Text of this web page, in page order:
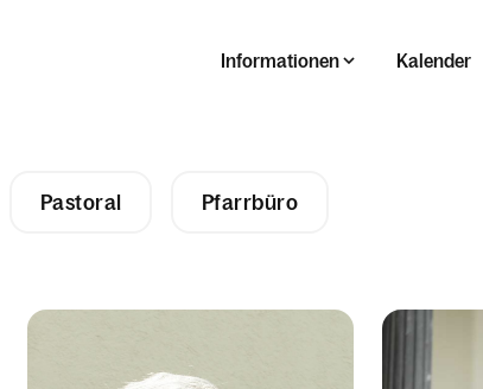
Informationen Kalender
Pastoral Pfarrbüro